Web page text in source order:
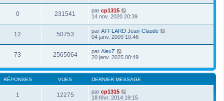
0 231541 par cp1315
14 nov. 2020 20:39
12 50753 par AFFLARD Jean-Claude
04 janv. 2009 10:46
73 2565064 par AlexZ
20 janv. 2025 08:49
RÉPONSES VUES DERNIER MESSAGE
1 12275 par cp1315
18 févr. 2014 19:15